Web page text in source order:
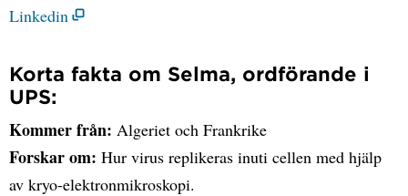
Linkedin
Korta fakta om Selma, ordförande i
UPS:
Kommer från: Algeriet och Frankrike
Forskar om: Hur virus replikeras inuti cellen med hjälp
av kryo-elektronmikroskopi.